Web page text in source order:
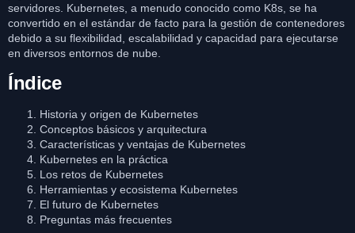
servidores. Kubernetes, a menudo conocido como K8s, se ha
convertido en el estándar de facto para la gestión de contenedores
debido a su flexibilidad, escalabilidad y capacidad para ejecutarse
en diversos entornos de nube.
Índice
Historia y origen de Kubernetes
Conceptos básicos y arquitectura
Características y ventajas de Kubernetes
Kubernetes en la práctica
Los retos de Kubernetes
Herramientas y ecosistema Kubernetes
El futuro de Kubernetes
Preguntas más frecuentes